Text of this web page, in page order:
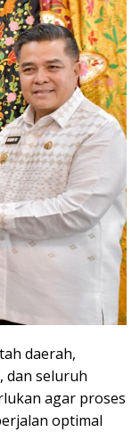
daerah,
dan seluruh
agar proses
optimal